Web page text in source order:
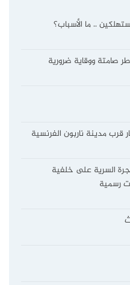
.. ما الأسباب؟
صامتة ووقاية ضرورية
السرية على خلفية
رسمية